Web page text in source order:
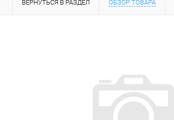
ВЕРНУТЬСЯ В РАЗДЕЛ ОБЗОР ТОВАРА